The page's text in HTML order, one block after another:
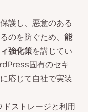
護し、悪意のある
のを防ぐため、 能
強化策を講じてい
固有のセキ
応じて自社で実装
ストレージと利用